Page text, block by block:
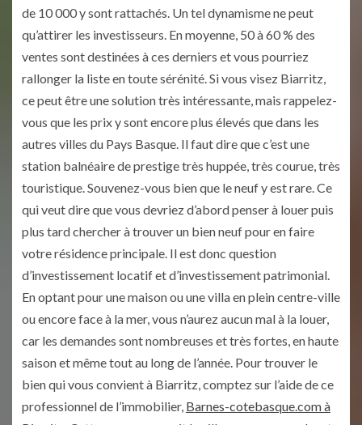
de 10 000 y sont rattachés. Un tel dynamisme ne peut
qu’attirer les investisseurs. En moyenne, 50 à 60 % des
ventes sont destinées à ces derniers et vous pourriez
rallonger la liste en toute sérénité. Si vous visez Biarritz,
ce peut être une solution très intéressante, mais rappelez-
vous que les prix y sont encore plus élevés que dans les
autres villes du Pays Basque. Il faut dire que c’est une
station balnéaire de prestige très huppée, très courue, très
touristique. Souvenez-vous bien que le neuf y est rare. Ce
qui veut dire que vous devriez d’abord penser à louer puis
plus tard chercher à trouver un bien neuf pour en faire
votre résidence principale. Il est donc question
d’investissement locatif et d’investissement patrimonial.
En optant pour une maison ou une villa en plein centre-ville
ou encore face à la mer, vous n’aurez aucun mal à la louer,
car les demandes sont nombreuses et très fortes, en haute
saison et même tout au long de l’année. Pour trouver le
bien qui vous convient à Biarritz, comptez sur l’aide de ce
professionnel de l’immobilier, Barnes-cotebasque.com à